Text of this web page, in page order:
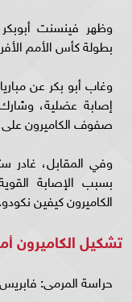
وظهر فينسنت
بطولة كأس الأمم
وغاب أبو بكر عن
صفوف الكاميرون
وفي المقابل، غادر
بسبب الإصابة
الكاميرون كيفين نكودو.
تشكيل الكاميرون
حراسة المرمى: